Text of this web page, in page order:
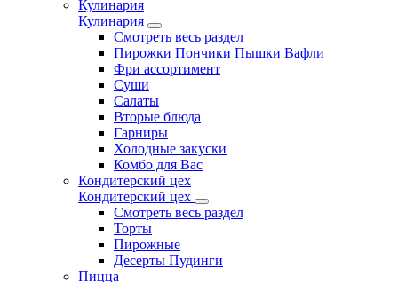
Кулинария
Кулинария
Смотреть весь раздел
Пирожки Пончики Пышки Вафли
Фри ассортимент
Суши
Салаты
Вторые блюда
Гарниры
Холодные закуски
Комбо для Вас
Кондитерский цех
Кондитерский цех
Смотреть весь раздел
Торты
Пирожные
Десерты Пудинги
Пицца